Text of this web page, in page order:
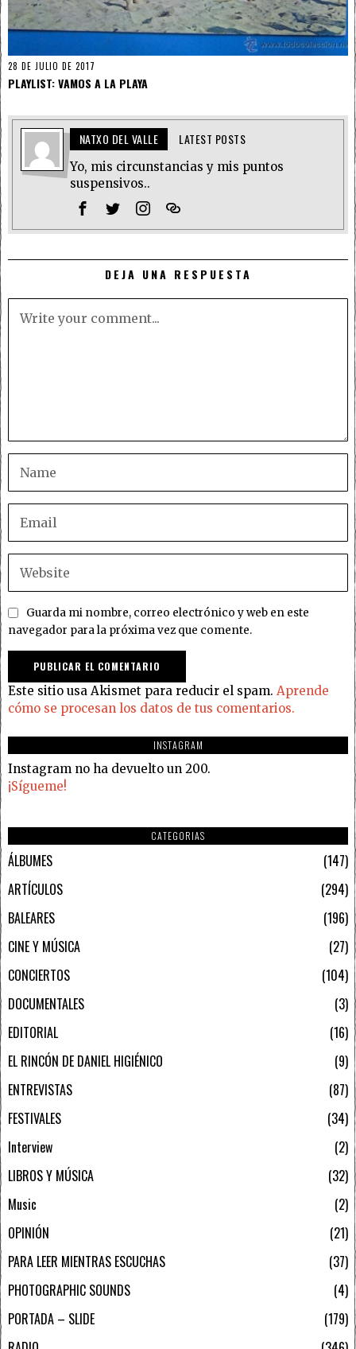
28 DE JULIO DE 2017
PLAYLIST: VAMOS A LA PLAYA
NATXO DEL VALLE LATEST POSTS
Yo, mis circunstancias y mis puntos
suspensivos..
DEJA UNA RESPUESTA
Guarda mi nombre, correo electrónico y web en este
navegador para la próxima vez que comente.
Este sitio usa Akismet para reducir el spam. Aprende
cómo se procesan los datos de tus comentarios.
INSTAGRAM
Instagram no ha devuelto un 200.
¡Sígueme!
CATEGORIAS
ÁLBUMES
147
ARTÍCULOS
294
BALEARES
196
CINE Y MÚSICA
27
CONCIERTOS
104
DOCUMENTALES
3
EDITORIAL
16
EL RINCÓN DE DANIEL HIGIÉNICO
9
ENTREVISTAS
87
FESTIVALES
34
Interview
2
LIBROS Y MÚSICA
32
Music
2
OPINIÓN
21
PARA LEER MIENTRAS ESCUCHAS
37
PHOTOGRAPHIC SOUNDS
4
PORTADA – SLIDE
179